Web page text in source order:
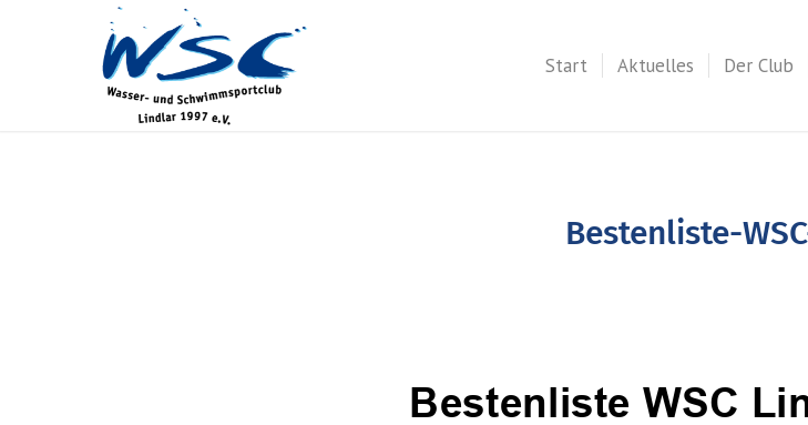
Start Aktuelles Der Club
Bestenliste-
Bestenliste WSC